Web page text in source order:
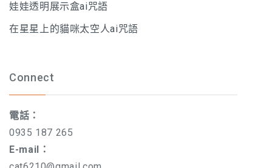
娃娃透明展示盒ai咒語
在星星上的貓咪太空人ai咒語
Connect
電話：
0935 187 265
E-mail：